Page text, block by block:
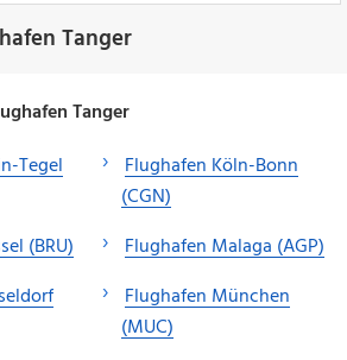
Tanger
Tanger
Tegel
(BRU)
Flughafen Köln-Bonn
(CGN)
Flughafen Malaga (AGP)
Flughafen München
(MUC)